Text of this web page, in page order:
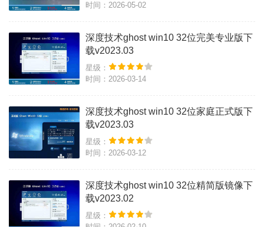
时间：2026-05-02
深度技术ghost win10 32位完美专业版下
载v2023.03
星级：
时间：2026-03-14
深度技术ghost win10 32位家庭正式版下
载v2023.03
星级：
时间：2026-03-12
​深度技术ghost win10 32位精简版镜像下
载v2023.02
星级：